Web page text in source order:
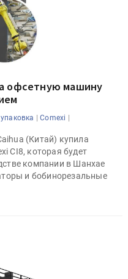
офсетную машину
|Comexi |
(Китай) купила
CI8, которая будет
компании в Шанхае
и бобинорезальные